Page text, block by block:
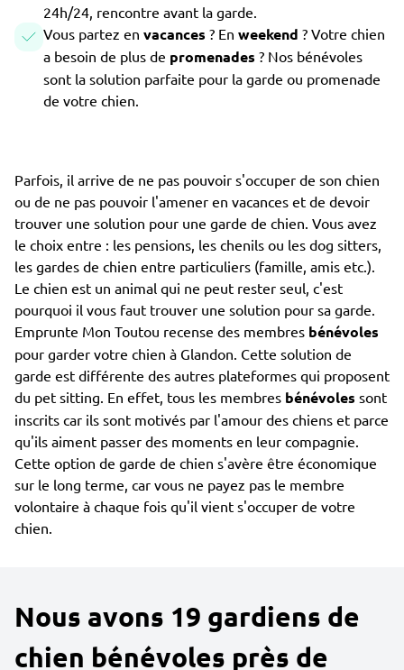
24h/24, rencontre avant la garde.
Vous partez en vacances ? En weekend ? Votre chien
a besoin de plus de promenades ? Nos bénévoles
sont la solution parfaite pour la garde ou promenade
de votre chien.
Parfois, il arrive de ne pas pouvoir s'occuper de son chien
ou de ne pas pouvoir l'amener en vacances et de devoir
trouver une solution pour une garde de chien. Vous avez
le choix entre : les pensions, les chenils ou les dog sitters,
les gardes de chien entre particuliers (famille, amis etc.).
Le chien est un animal qui ne peut rester seul, c'est
pourquoi il vous faut trouver une solution pour sa garde.
Emprunte Mon Toutou recense des membres bénévoles
pour garder votre chien à Glandon. Cette solution de
garde est différente des autres plateformes qui proposent
du pet sitting. En effet, tous les membres bénévoles sont
inscrits car ils sont motivés par l'amour des chiens et parce
qu'ils aiment passer des moments en leur compagnie.
Cette option de garde de chien s'avère être économique
sur le long terme, car vous ne payez pas le membre
volontaire à chaque fois qu'il vient s'occuper de votre
chien.
Nous avons 19 gardiens de
chien bénévoles près de